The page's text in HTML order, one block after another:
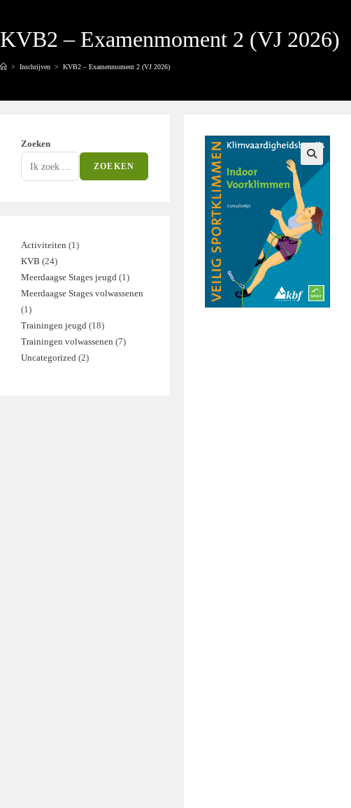
KVB2 – Examenmoment 2 (VJ 2026)
> Inschrijven > KVB2 – Examenmoment 2 (VJ 2026)
Zoeken
ZOEKEN
Activiteiten 11
KVB 2424
producten
Meerdaagse Stages jeugd 11
product
Meerdaagse Stages volwassenen
11
product
Trainingen jeugd 1818
producten
Trainingen volwassenen 77
Uncategorized 22